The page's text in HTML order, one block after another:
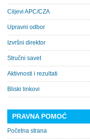
Ciljevi APC/CZA
Upravni odbor
Izvršni direktor
Stručni savet
Aktivnosti i rezultati
Bliski linkovi
PRAVNA POMOĆ
Početna strana